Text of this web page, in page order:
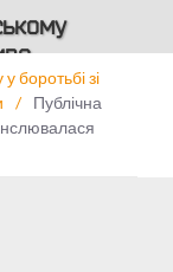
боротьбі зі
/
Публічна